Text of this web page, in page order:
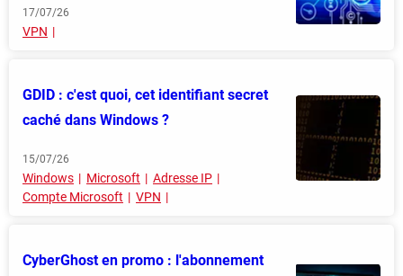
17/07/26
VPN
GDID : c'est quoi, cet identifiant secret
caché dans Windows ?
15/07/26
Windows Microsoft
Adresse IP
Compte Microsoft
VPN
CyberGhost en promo : l'abonnement